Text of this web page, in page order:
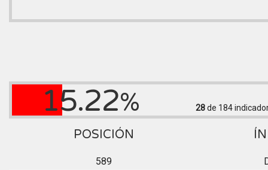
15.22% 28de 184
POSICIÓN
589